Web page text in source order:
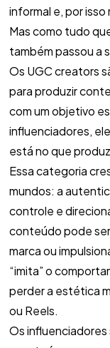
informal e, por isso
Mas como tudo
também passou a
Os UGC creators
para produzir
com um objetivo
influenciadores,
está no que
Essa categoria
mundos: a
controle e
conteúdo pode
marca ou
“imita” o
perder a estética
ou Reels.
Os